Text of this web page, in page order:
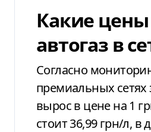
Какие цены
автогаз в
Согласно
премиальных сетях
вырос в цене на 1
стоит 36,99 грн/л, в